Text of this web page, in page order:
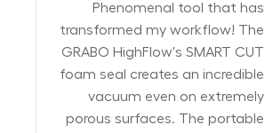
Phenomenal tool that has
transformed my workflow! The
GRABO HighFlow's SMART CUT
foam seal creates an incredible
vacuum even on extremely
porous surfaces. The portable